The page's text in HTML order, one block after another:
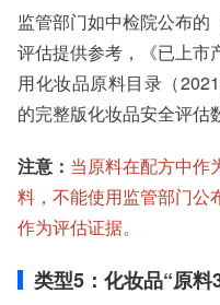
监管部门如中检院公布的
评估提供参考，《已上市
用化妆品原料目录（
的完整版化妆品安全评估
注意： 当原料在配方中作
料，不能使用监管部门公
作为评估证据。
类型5：化妆品“原